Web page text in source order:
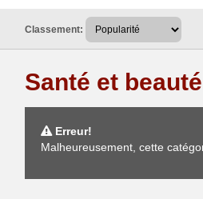
Classement:
Santé et
Erreur!
Malheureusement, cette